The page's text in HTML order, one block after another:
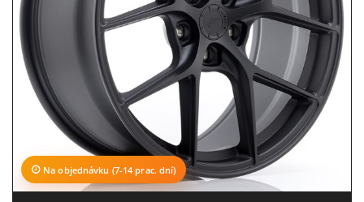
Na objednávku (7-14 prac. dní)